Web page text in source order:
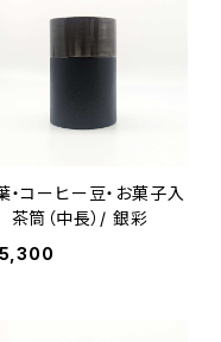
・コーヒー豆・お菓子入
筒（中長）/ 銀彩